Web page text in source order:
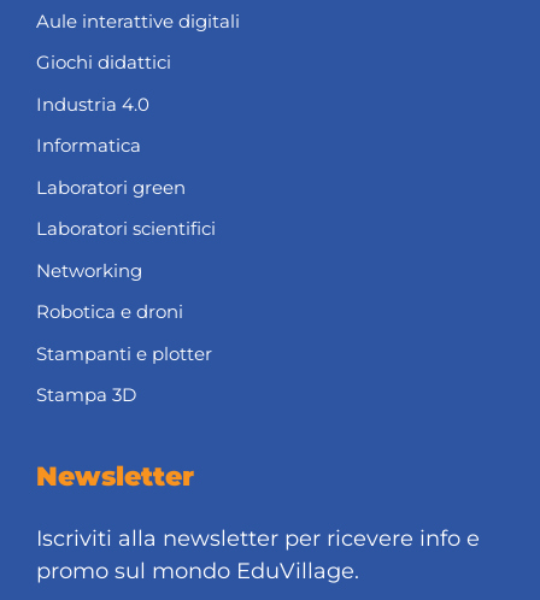
Aule interattive digitali
Giochi didattici
Industria 4.0
Informatica
Laboratori green
Laboratori scientifici
Networking
Robotica e droni
Stampanti e plotter
Stampa 3D
Newsletter
Iscriviti alla newsletter per ricevere info e
promo sul mondo EduVillage.